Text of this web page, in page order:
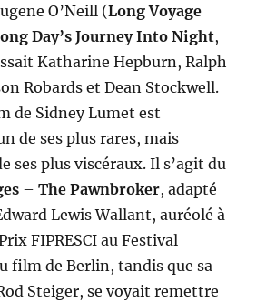
O’Neill (Long Voyage
Day’s Journey Into Night,
Katharine Hepburn, Ralph
Robards et Dean Stockwell.
de Sidney Lumet est
de ses plus rares, mais
ses plus viscéraux. Il s’agit du
– The Pawnbroker, adapté
Lewis Wallant, auréolé à
FIPRESCI au Festival
film de Berlin, tandis que sa
Steiger, se voyait remettre